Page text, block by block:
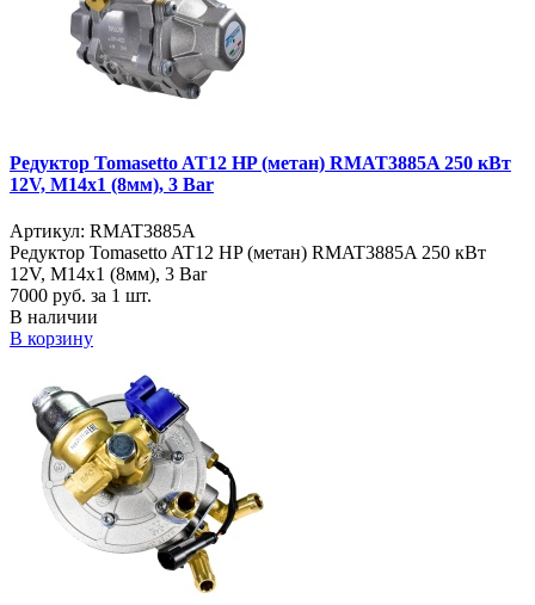
Редуктор Tomasetto AT12 HP (метан) RMAT3885A 250 кВт
12V, М14х1 (8мм), 3 Bar
Артикул: RMAT3885A
Редуктор Tomasetto AT12 HP (метан) RMAT3885A 250 кВт
12V, М14х1 (8мм), 3 Bar
7000 руб. за 1 шт.
В наличии
В корзину